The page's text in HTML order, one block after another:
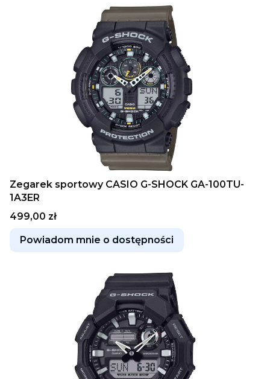
Zegarek sportowy CASIO G-SHOCK GA-100TU-
1A3ER
Cena
499,00 zł
Powiadom mnie o dostępności